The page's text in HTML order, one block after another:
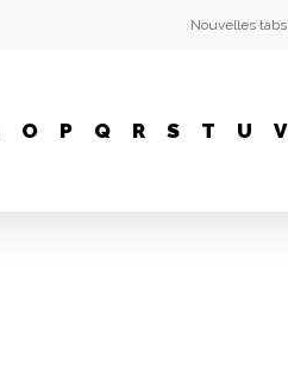
Nouvelles tabs
O P Q R S T U V